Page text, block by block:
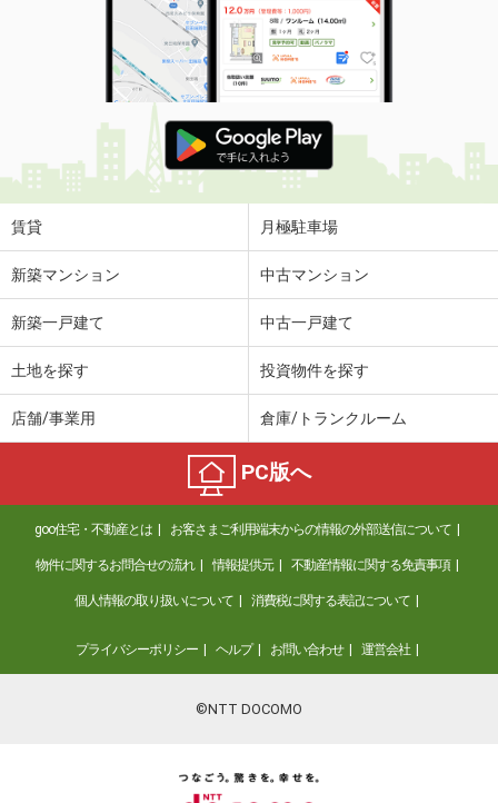
賃貸 月極駐車場
新築マンション 中古マンション
新築一戸建て 中古一戸建て
土地を探す 投資物件を探す
店舗/事業用 倉庫/トランクルーム
PC版へ
goo住宅・不動産とは お客さまご利用端末からの情報の外部送信について
物件に関するお問合せの流れ 情報提供元 不動産情報に関する免責事項
個人情報の取り扱いについて 消費税に関する表記について
プライバシーポリシー ヘルプ お問い合わせ 運営会社
©NTT DOCOMO